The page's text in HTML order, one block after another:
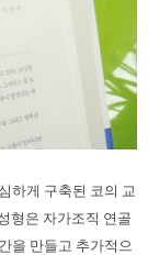
하게 구축된 코의 교
형은 자가조직 연골
을 만들고 추가적으